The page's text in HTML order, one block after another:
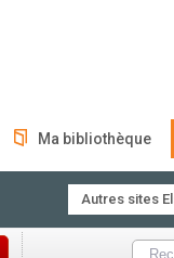
Ma bibliothèque
Autres sites